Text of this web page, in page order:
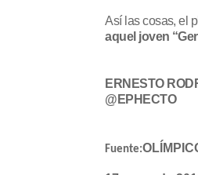
Así las cosas, el
aquel joven
ERNESTO
@EPHECTO
Fuente: